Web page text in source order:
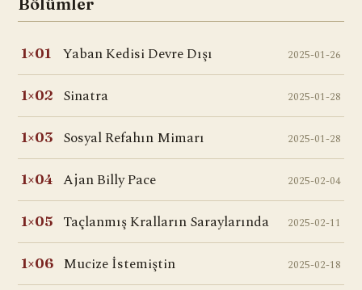
1×01 Yaban Kedisi Devre Dışı 2025-01-26
1×02 Sinatra 2025-01-28
1×03 Sosyal Refahın Mimarı 2025-01-28
1×04 Ajan Billy Pace 2025-02-04
1×05 Taçlanmış Kralların Saraylarında 2025-02-11
1×06 Mucize İstemiştin 2025-02-18